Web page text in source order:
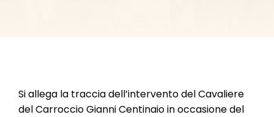
Si allega la traccia dell’intervento del Cavaliere
del Carroccio Gianni Centinaio in occasione del